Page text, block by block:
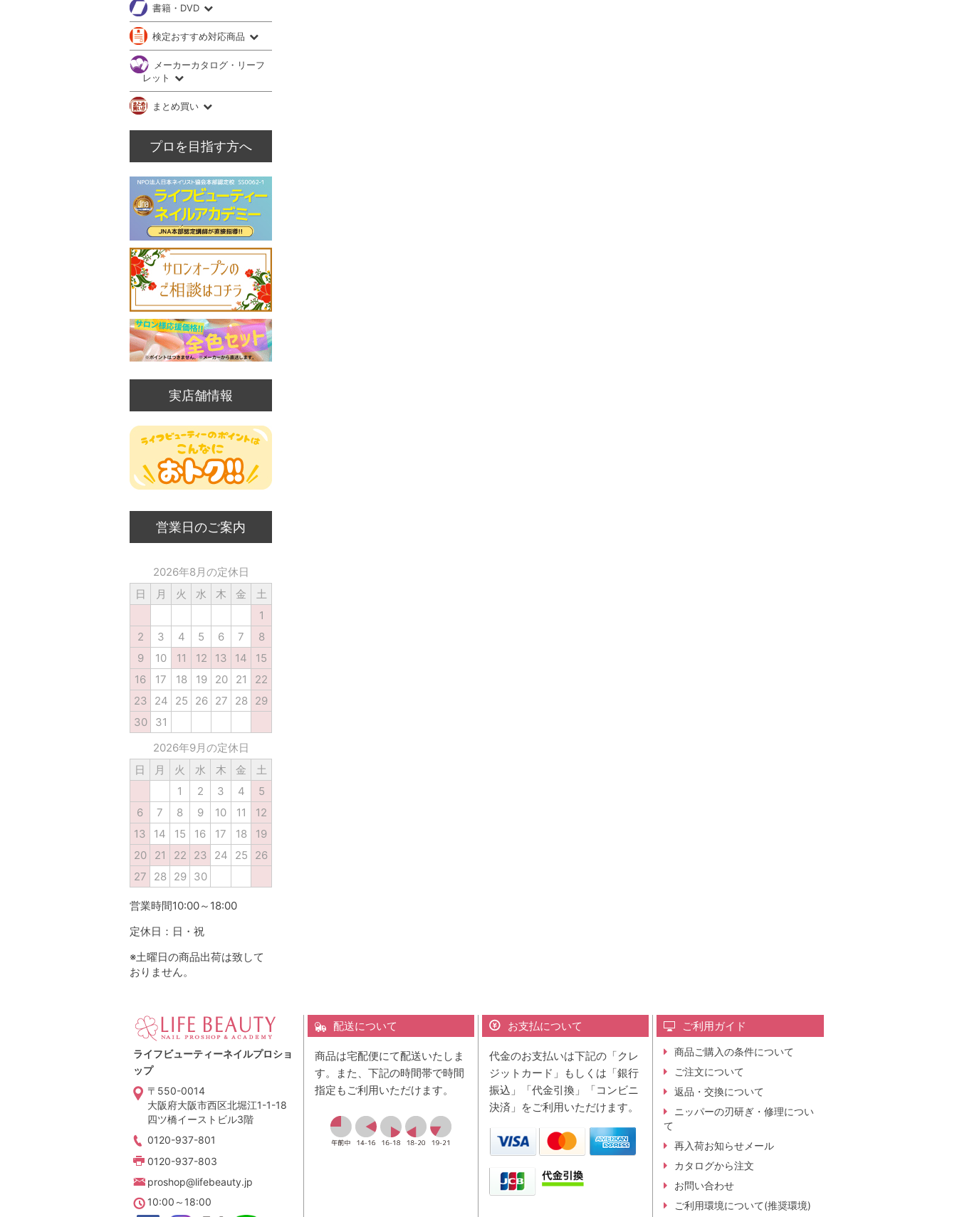
書籍・DVD
検定おすすめ対応商品
メーカーカタログ・リーフ
レット
まとめ買い
プロを目指す方へ
実店舗情報
営業日のご案内
2026年8月の定休日
日
月 火 水 木 金
土
1
2
3 4 5 6 7
8
9
10 11 12 13 14
15
16
17 18 19 20 21
22
23
24 25 26 27 28
29
30
31
2026年9月の定休日
日
月 火 水 木 金
土
1
2 3 4
5
6
7 8 9 10 11
12
13
14 15 16 17 18
19
20
21 22 23 24 25
26
27
28 29 30
営業時間10:00～18:00
定休日：日・祝
※土曜日の商品出荷は致して
おりません。
ライフビューティーネイルプロショ
ップ
〒550-0014
大阪府大阪市西区北堀江1-1-18
四ツ橋イーストビル3階
0120-937-801
0120-937-803
proshop@lifebeauty.jp
10:00～18:00
配送について
商品は宅配便にて配送いたしま
す。また、下記の時間帯で時間
指定もご利用いただけます。
お支払について
代金のお支払いは下記の「クレ
ジットカード」もしくは「銀行
振込」「代金引換」「コンビニ
決済」をご利用いただけます。
ご利用ガイド
商品ご購入の条件について
ご注文について
返品・交換について
ニッパーの刃研ぎ・修理につい
て
再入荷お知らせメール
カタログから注文
お問い合わせ
ご利用環境について(推奨環境)